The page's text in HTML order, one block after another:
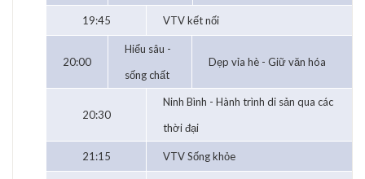
19:45 VTV kết nối
20:00
Hiểu sâu -
sống chất
Dẹp vỉa hè - Giữ văn hóa
20:30
Ninh Bình - Hành trình di sản qua các
thời đại
21:15 VTV Sống khỏe